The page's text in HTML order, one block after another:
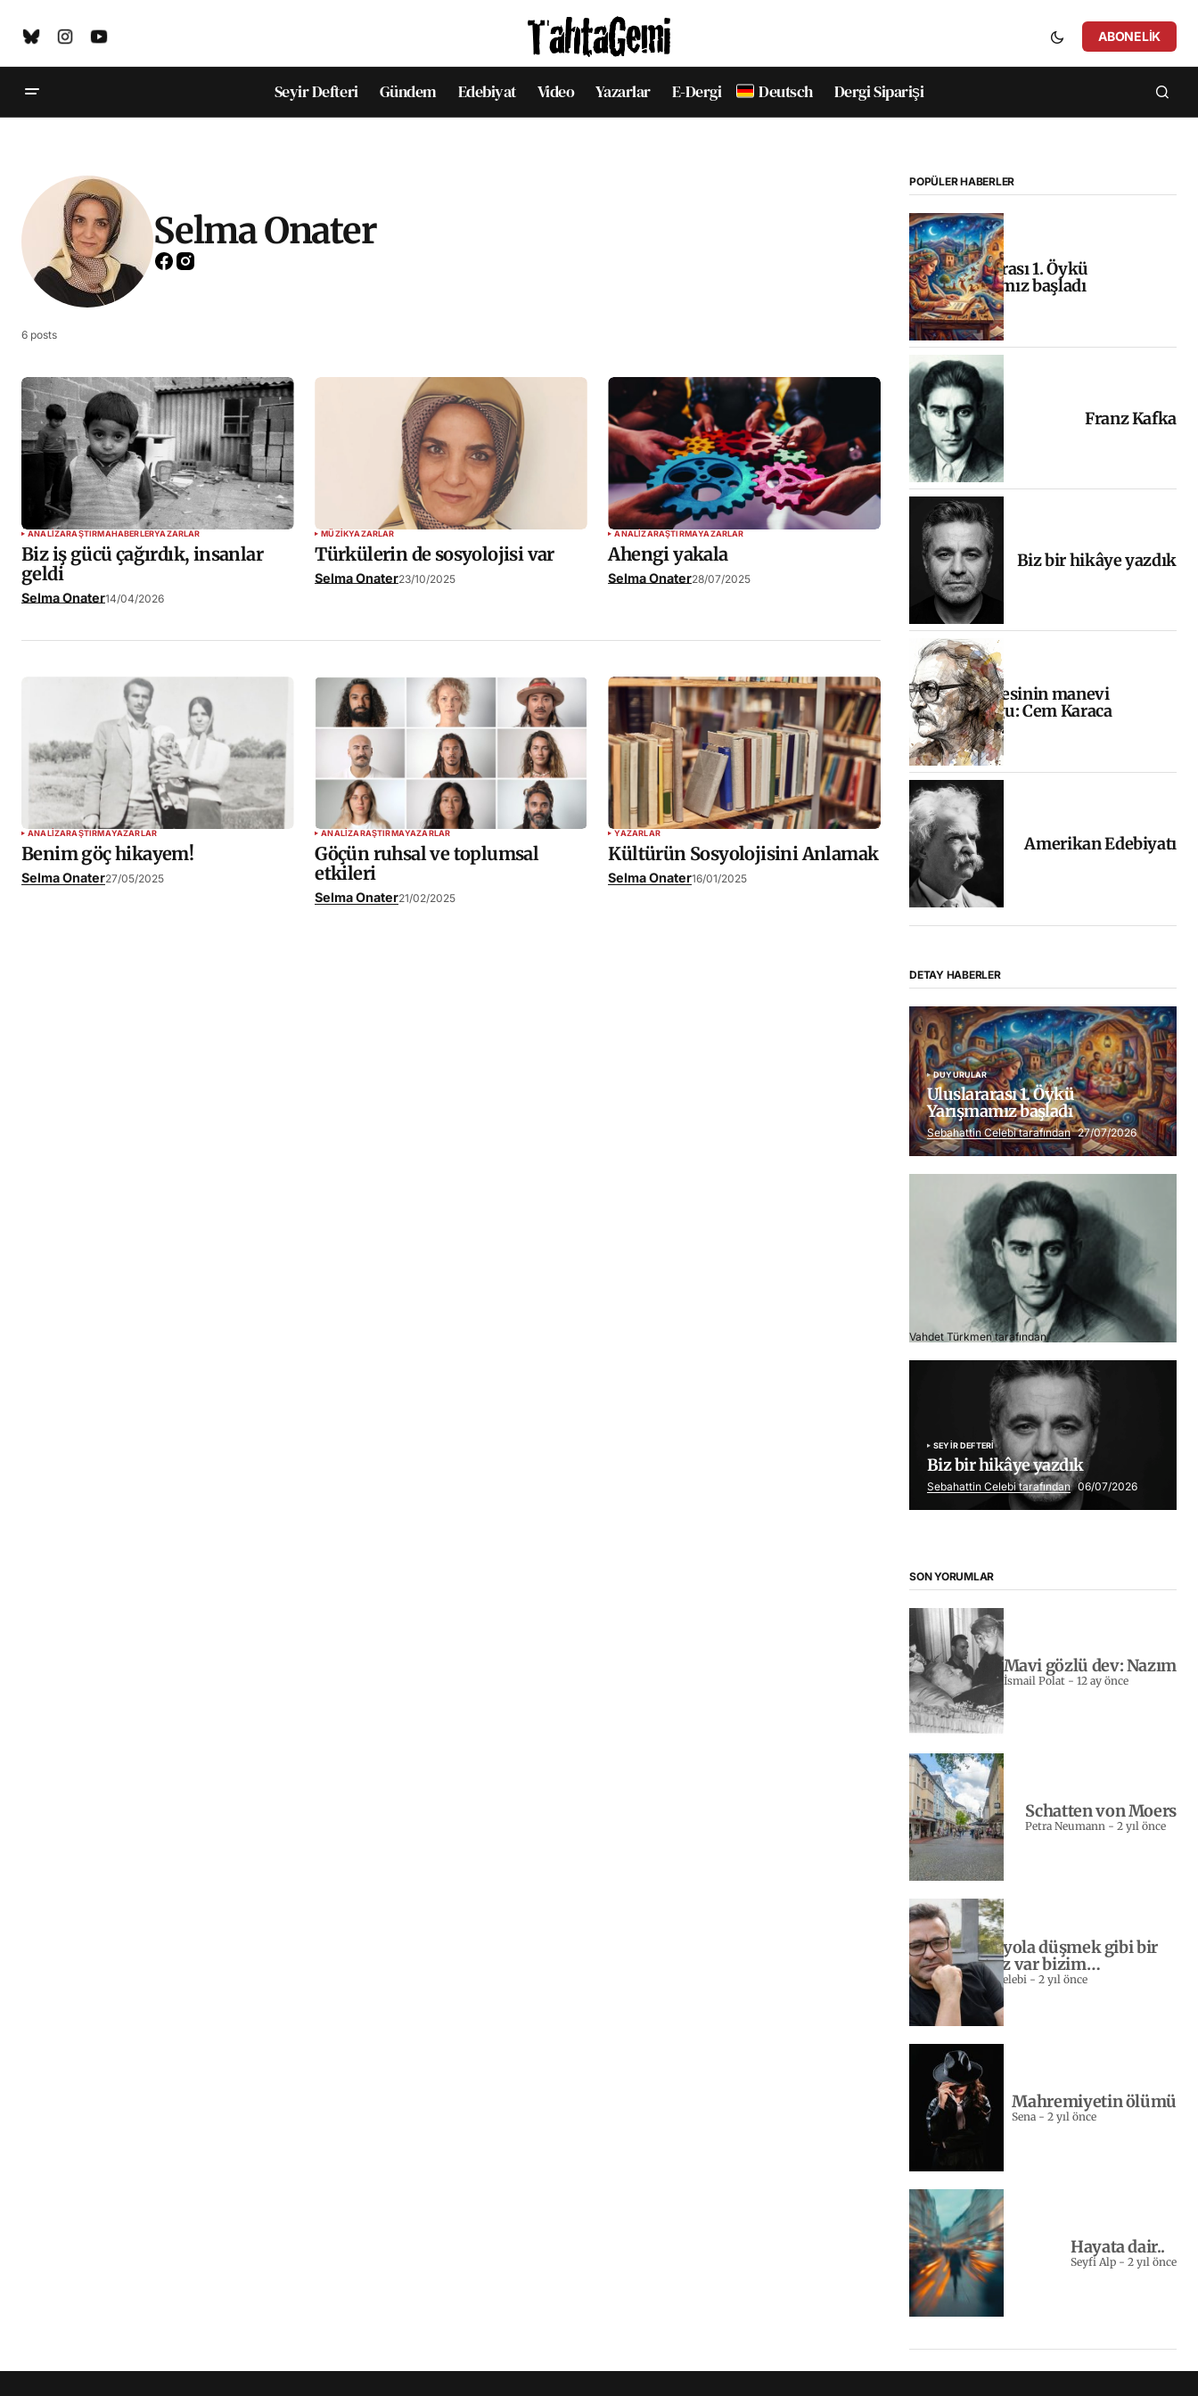
ABONELIK
Seyir Defteri Gündem Edebiyat Video Yazarlar E-Dergi Deutsch Dergi Siparişi
Selma Onater
6 posts
ANALIZARAŞTIRMAHABERLERYAZARLAR
Biz iş gücü çağırdık, insanlar
geldi
Selma Onater14/04/2026
MÜZIKYAZARLAR
Türkülerin de sosyolojisi var
Selma Onater23/10/2025
ANALIZARAŞTIRMAYAZARLAR
Ahengi yakala
Selma Onater28/07/2025
ANALIZARAŞTIRMAYAZARLAR
Benim göç hikayem!
Selma Onater27/05/2025
ANALIZARAŞTIRMAYAZARLAR
Göçün ruhsal ve toplumsal
etkileri
Selma Onater21/02/2025
YAZARLAR
Kültürün Sosyolojisini Anlamak
Selma Onater16/01/2025
POPÜLER HABERLER
Uluslararası 1. Öykü
Yarışmamız başladı
Franz Kafka
Biz bir hikâye yazdık
Halkın sesinin manevi
yolculuğu: Cem Karaca
Amerikan Edebiyatı
DETAY HABERLER
DUYURULAR
Uluslararası 1. Öykü
Yarışmamız başladı
Sebahattin Celebi tarafından 27/07/2026
Franz Kafka
Vahdet Türkmen tarafından 06/07/2026
SEYIR DEFTERI
Biz bir hikâye yazdık
Sebahattin Celebi tarafından 06/07/2026
SON YORUMLAR
Mavi gözlü dev: Nazım
İsmail Polat- 12 ay önce
Schatten von Moers
Petra Neumann -2 yıl önce
Yeniden yola düşmek gibi bir
sevdamız var bizim…
Sebahattin Celebi - 2 yıl önce
Mahremiyetin ölümü
Sena -2 yıl önce
Hayata dair..
Seyfi Alp - 2 yıl önce